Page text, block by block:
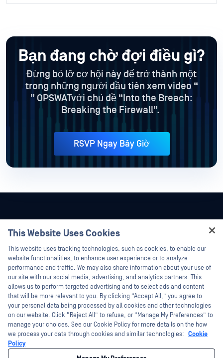
Bạn đang chờ đợi điều gì?
Đừng bỏ lỡ cơ hội này để trở thành một
trong những người đầu tiên xem video “
” OPSWATvới chủ đề “Into the Breach:
Breaking the Firewall”.
RSVP Ngay Bây Giờ
©2026 OPSWAT Công ty TNHH. Mọi quyền được bảo lưu. OPSWAT , MetaDefender
Metascan, MetaAccess , cái OPSWAT Logo, Không tin tưởng bất kỳ tệp tin nào.
Không tin tưởng bất kỳ thiết bị nào. OPSWAT Academy Bảo vệ thế giới cơ sở hạ
tầng trọng yếu Deep CDR™ Technology, InQuest, Logo InQuest, DFI, RetroHunt, Deep
File Inspection và Join the Hunt là các nhãn hiệu thương mại của OPSWAT Các
This Website Uses Cookies
This website uses tracking technologies, such as cookies, to enable our
website functionalities, to enhance user experience or to analyze
performance and traffic. We may also share information about your use of
our site with our social media, advertising, and analytics partners. This
allows us to perform targeted advertising and to select ads and content
that will be more relevant to you. By clicking “Accept All,” you agree to
your personal data being processed by all cookies and other technologies
on our website. Click “Reject All” to refuse, or “Manage My Preferences” to
manage your choices. See our Cookie Policy for more details on the how
we process your data through cookies and similar technologies: Cookie
Policy
Hey there!
I'm Ozzy, your OPSWAT virtual assistant.
How can I help you secure what's critical
today?